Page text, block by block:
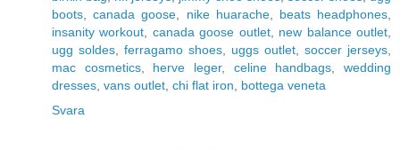
boots ,canada goose nike huarache, beats headphones
insanity workout
canada goose outlet, new balance outlet
ugg soldes
ferragamo shoes uggs outlet soccer jerseys
mac cosmetics, herve leger, celine handbags ,wedding
dresses vans outlet chi flat iron
bottega veneta
Svara